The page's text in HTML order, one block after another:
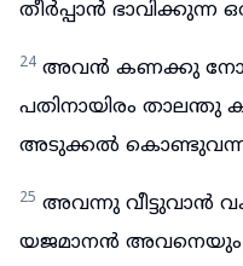
തീർപ്പാൻ
24 അവൻ കണക്കു
പതിനായിരം താലന്തു
അടുക്കൽ
25 അവന്നു വീട്ടുവാൻ
യജമാനൻ അവനെയും